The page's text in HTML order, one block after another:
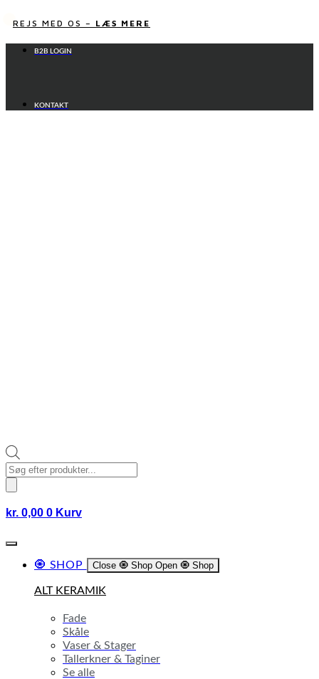
tilREJS MED OS – LÆS MERE
B2B LOGIN
KONTAKT
Products
search
kr. 0,00 0 Kurv
🧿 SHOP Close 🧿 Shop Open 🧿 Shop
ALT KERAMIK
Fade
Skåle
Vaser & Stager
Tallerkner & Taginer
Se alle